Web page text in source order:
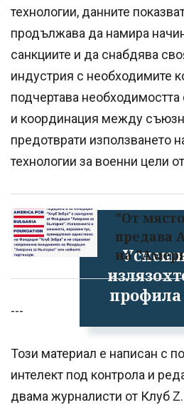
профила
технологии, данните
продължава да намира
санкциите и да снабдява
индустрия с необходимите
подчертава необходимостта
и координация между
предотврати използването
технологии за военни цели
"От
предава
на
---
Този материал е написан с
интелект под контрола и
двама журналисти от Клуб